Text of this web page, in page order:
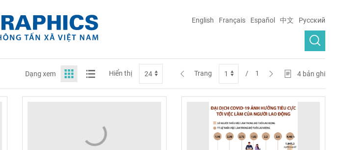
English Français Español 中文 Русский
Dạng xem Hiển thị Trang / 1 4 bản ghi